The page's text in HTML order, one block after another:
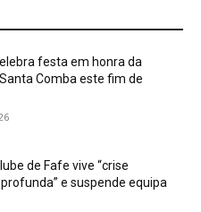
festa em honra da
Comba este fim de
de Fafe vive “crise
e suspende equipa